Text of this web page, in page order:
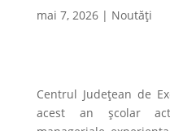
mai 7, 2026| Noutăți
Centrul Județean de
acest an școlar